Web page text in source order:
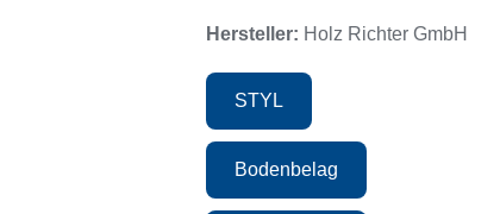
Hersteller: Holz Richter GmbH
STYL
Bodenbelag